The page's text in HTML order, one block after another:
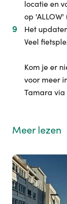
locatie en
op
Het
Veel
Kom je er
voor meer
Tamara via
Meer lezen